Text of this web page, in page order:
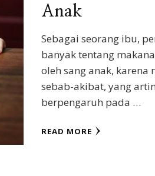
Anak
Sebagai seorang ibu,
banyak tentang
oleh sang anak, karena
sebab-akibat, yang
berpengaruh pada …
READ MORE